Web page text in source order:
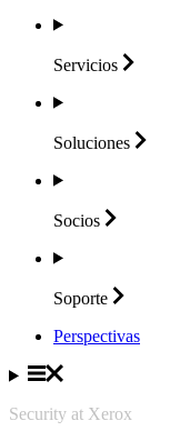
Servicios
Soluciones
Socios
Soporte
Perspectivas
Security at Xerox